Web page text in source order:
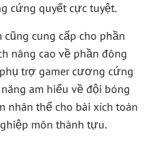
cứng quyết cực tuyệt.
cung cấp cho phần
nâng cao về phần đông
trợ gamer cương cứng
am hiểu về đội bóng
nhân thể cho bài xích toán
môn thành tựu.